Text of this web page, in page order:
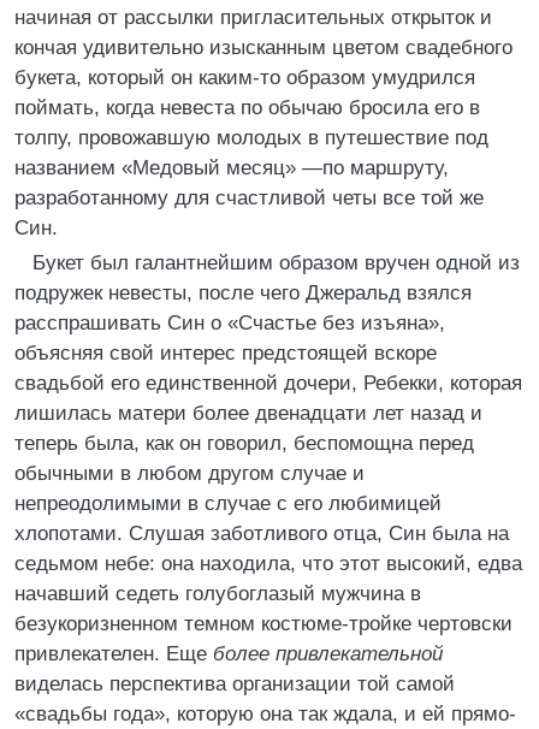
начиная от рассылки пригласительных открыток и
кончая удивительно изысканным цветом свадебного
букета, который он каким-то образом умудрился
поймать, когда невеста по обычаю бросила его в
толпу, провожавшую молодых в путешествие под
названием «Медовый месяц» —по маршруту,
разработанному для счастливой четы все той же
Син.
Букет был галантнейшим образом вручен одной из
подружек невесты, после чего Джеральд взялся
расспрашивать Син о «Счастье без изъяна»,
объясняя свой интерес предстоящей вскоре
свадьбой его единственной дочери, Ребекки, которая
лишилась матери более двенадцати лет назад и
теперь была, как он говорил, беспомощна перед
обычными в любом другом случае и
непреодолимыми в случае с его любимицей
хлопотами. Слушая заботливого отца, Син была на
седьмом небе: она находила, что этот высокий, едва
начавший седеть голубоглазый мужчина в
безукоризненном темном костюме-тройке чертовски
привлекателен. Еще более привлекательной
виделась перспектива организации той самой
«свадьбы года», которую она так ждала, и ей прямо-